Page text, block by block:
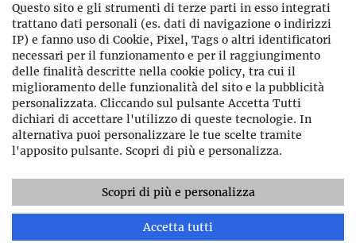
Dati fiscali:
Gruppo Barone srl
Viale dei Giudici Falcone e Borsellino ,sn Gravina in Puglia (BA)
C.F/P.IVA: 07864400721
Registro delle imprese:BA
Copyright © 2026 GestionaleAuto.com S.r.l., Tutti i diritti
riservati -Leggi l'informativa sulla privacy-Cookie Policy
GestionaleAuto.com
Questo sito e gli strumenti di terze parti in esso integrati
trattano dati personali (es. dati di navigazione o indirizzi
IP) e fanno uso di Cookie, Pixel, Tags o altri identificatori
necessari per il funzionamento e per il raggiungimento
delle finalità descritte nella cookie policy, tra cui il
miglioramento delle funzionalità del sito e la pubblicità
personalizzata. Cliccando sul pulsante Accetta Tutti
dichiari di accettare l'utilizzo di queste tecnologie. In
alternativa puoi personalizzare le tue scelte tramite
l'apposito pulsante. Scopri di più e personalizza.
Scopri di più e personalizza
Accetta tutti